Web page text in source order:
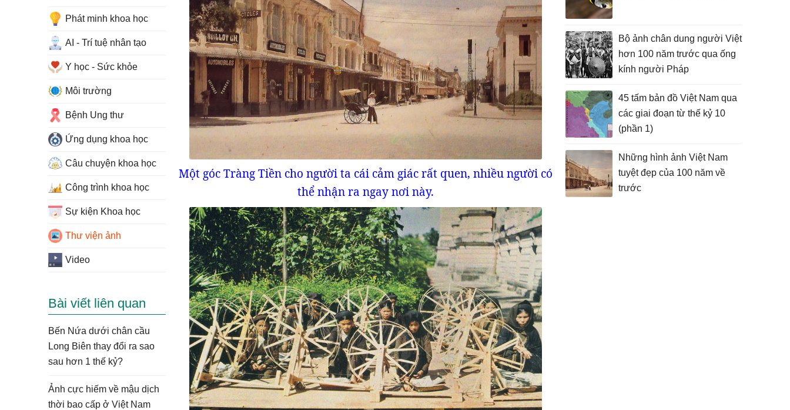
Một góc Tràng Tiền cho người ta cái cảm giác rất quen, nhiều người có
thể nhận ra ngay nơi này.
Bộ ảnh chân dung người Việt
hơn 100 năm trước qua ống
kính người Pháp
45 tấm bản đồ Việt Nam qua
các giai đoạn từ thế kỷ 10
(phần 1)
Những hình ảnh Việt Nam
tuyệt đẹp của 100 năm về
trước
Phát minh khoa học
AI - Trí tuệ nhân tạo
Y học - Sức khỏe
Môi trường
Bệnh Ung thư
Ứng dụng khoa học
Câu chuyện khoa học
Công trình khoa học
Sự kiện Khoa học
Thư viện ảnh
Video
Bài viết liên quan
Bến Nứa dưới chân cầu
Long Biên thay đổi ra sao
sau hơn 1 thế kỷ?
Ảnh cực hiếm về mậu dịch
thời bao cấp ở Việt Nam